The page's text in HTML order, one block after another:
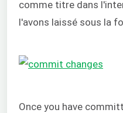
comme titre dans
l'avons laissé sous la
Once you have